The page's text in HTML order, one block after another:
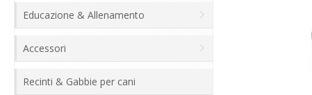
Educazione & Allenamento
Accessori
Recinti & Gabbie per cani